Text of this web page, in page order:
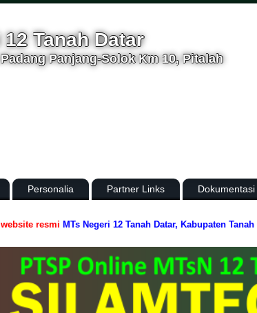
12 Tanah Datar
Panjang-Solok Km 10, Pitalah
Personalia Partner Links Dokumentasi
resmi MTs Negeri 12 Tanah Datar, Kabupaten Tanah